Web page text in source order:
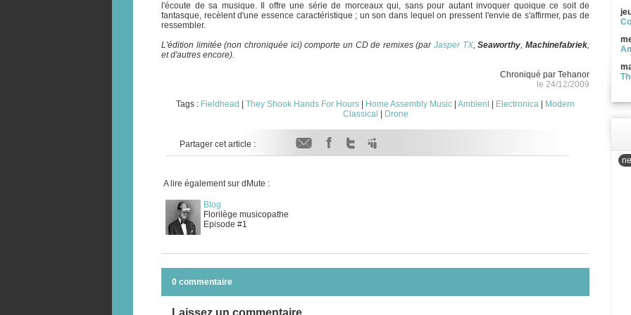
l'écoute de sa musique. Il offre une série de morceaux qui, sans pour autant invoquer quoique ce soit de
fantasque, recèlent d'une essence caractéristique ; un son dans lequel on pressent l'envie de s'affirmer, pas de
ressembler.
L'édition limitée (non chroniquée ici) comporte un CD de remixes (parJasper TX,Seaworthy,Machinefabriek,
et d'autres encore).
Chroniqué par Tehanor
le 24/12/2009
Tags : Fieldhead They Shook Hands For Hours Home Assembly Music Ambient| Electronica
Modern
Classical
Drone
Partager cet article :
A lire également sur dMute :
Blog
Florilège musicopathe
Episode #1
0 commentaire
Laissez un commentaire